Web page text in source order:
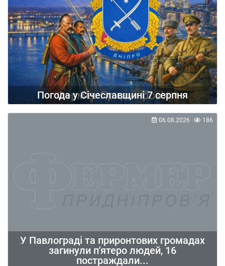
Погода у Січеславщині 7 серпня
У Павлограді та приронтових громадах
загинули п'ятеро людей, 16
постраждали...
06.08.2026 186